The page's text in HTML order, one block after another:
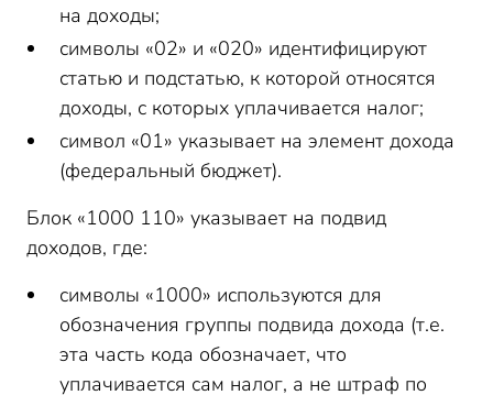
на доходы;
символы «02» и «020» идентифицируют
статью и подстатью, к которой относятся
доходы, с которых уплачивается налог;
символ «01» указывает на элемент дохода
(федеральный бюджет).
Блок «1000 110» указывает на подвид
доходов, где:
символы «1000» используются для
обозначения группы подвида дохода (т.е.
эта часть кода обозначает, что
уплачивается сам налог, а не штраф по